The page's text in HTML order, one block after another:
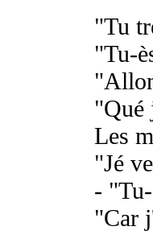
"Tu
"Tu-
"Qué
Les
"Jé
-
"Car